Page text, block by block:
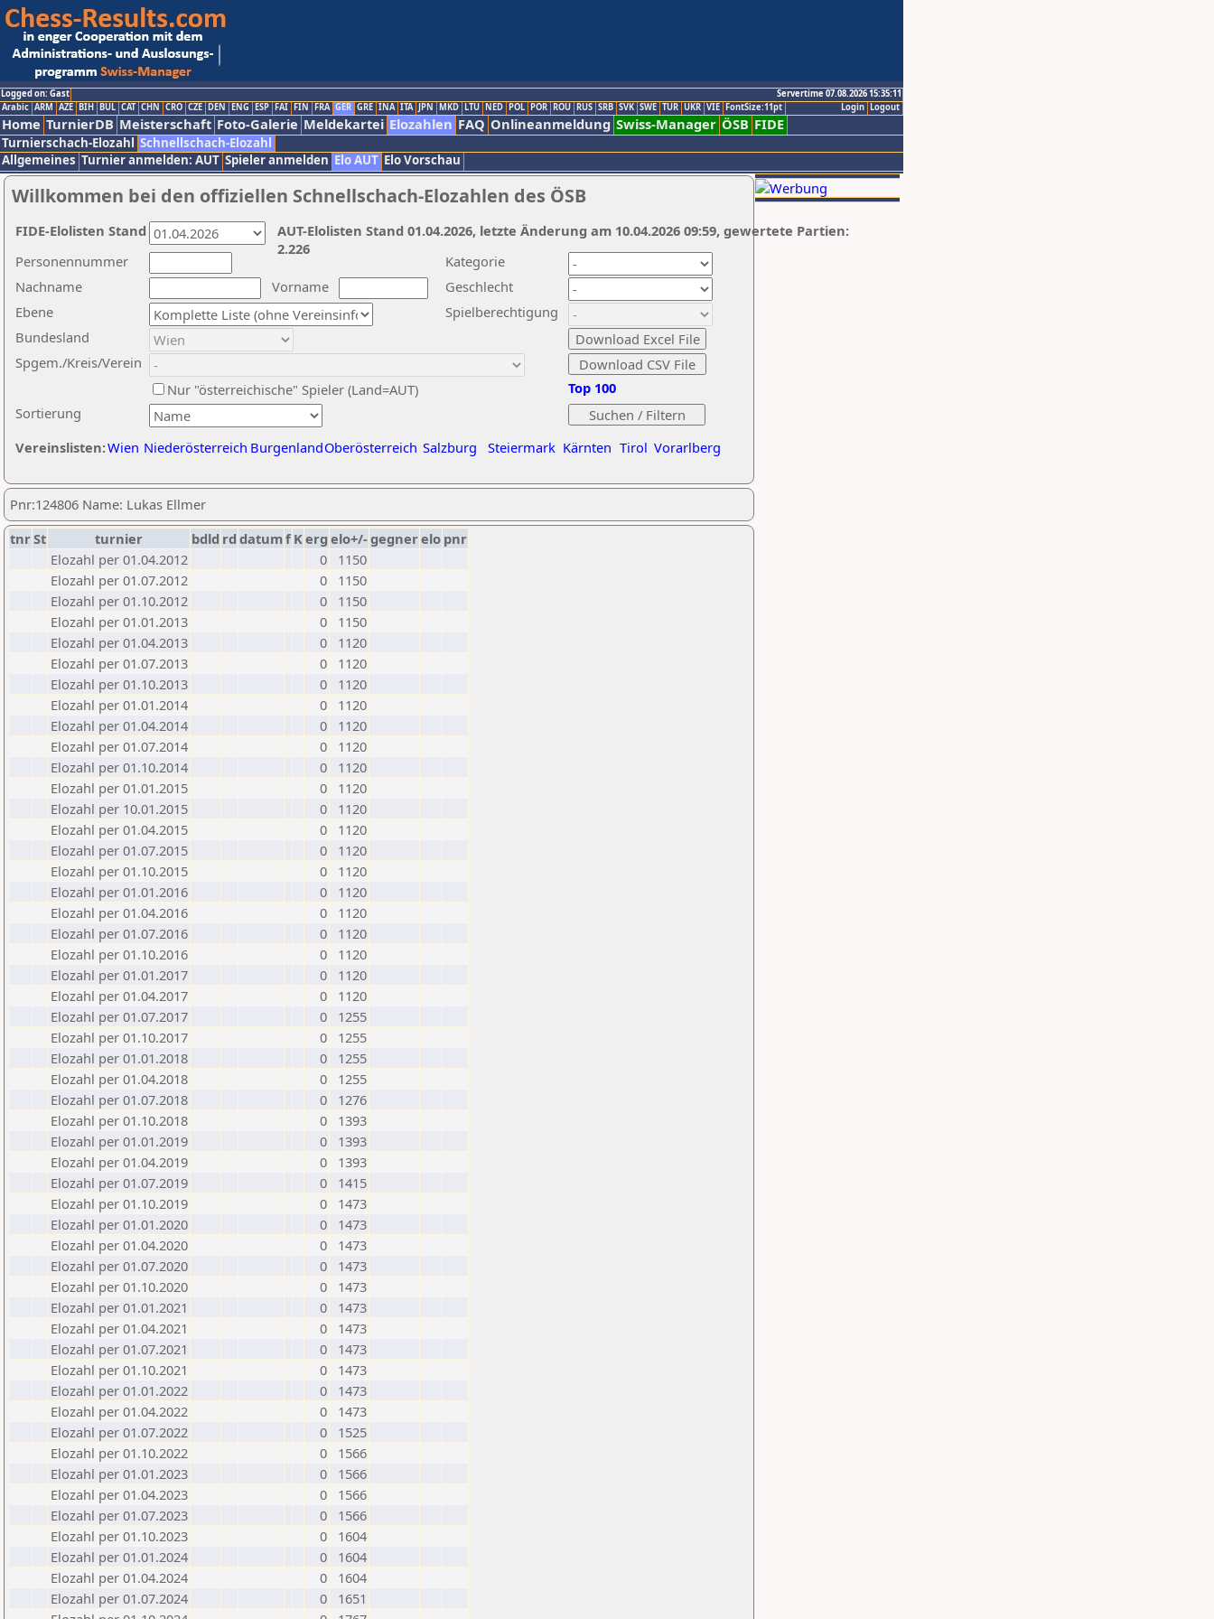
Logged on: Gast
Servertime 07.08.2026 15:35:11
Logout
Login
Arabic ARM AZE BIH BUL CAT CHN CRO CZE DEN ENG ESP FAI FIN FRA GER GRE INA ITA JPN MKD LTU NED POL POR ROU RUS SRB SVK SWE TUR UKR VIE FontSize:11pt
Home TurnierDB Meisterschaft Foto-Galerie Meldekartei Elozahlen FAQ Onlineanmeldung Swiss-Manager ÖSB FIDE
Turnierschach-Elozahl Schnellschach-Elozahl
Allgemeines Turnier anmelden: AUT Spieler anmelden Elo AUT Elo Vorschau
Willkommen bei den offiziellen Schnellschach-Elozahlen des ÖSB
Nachname
Vorname
Ebene
Kategorie
Sortierung
Personennummer
Bundesland
Spgem./Kreis/Verein
Geschlecht
Nur "österreichische" Spieler (Land=AUT)
Spielberechtigung
Vereinslisten:Wien Niederösterreich BurgenlandOberösterreich Salzburg Steiermark Kärnten Tirol Vorarlberg
Top 100
AUT-Elolisten Stand 01.04.2026, letzte Änderung am 10.04.2026 09:59, gewertete Partien:
2.226
FIDE-Elolisten Stand
Pnr:124806 Name: Lukas Ellmer
tnrSt turnier bdld rd datumf Kerg elo+/-gegnerelo pnr
Elozahl per 01.04.2012
0
1150
Elozahl per 01.07.2012
0
1150
Elozahl per 01.10.2012
0
1150
Elozahl per 01.01.2013
0
1150
Elozahl per 01.04.2013
0
1120
Elozahl per 01.07.2013
0
1120
Elozahl per 01.10.2013
0
1120
Elozahl per 01.01.2014
0
1120
Elozahl per 01.04.2014
0
1120
Elozahl per 01.07.2014
0
1120
Elozahl per 01.10.2014
0
1120
Elozahl per 01.01.2015
0
1120
Elozahl per 10.01.2015
0
1120
Elozahl per 01.04.2015
0
1120
Elozahl per 01.07.2015
0
1120
Elozahl per 01.10.2015
0
1120
Elozahl per 01.01.2016
0
1120
Elozahl per 01.04.2016
0
1120
Elozahl per 01.07.2016
0
1120
Elozahl per 01.10.2016
0
1120
Elozahl per 01.01.2017
0
1120
Elozahl per 01.04.2017
0
1120
Elozahl per 01.07.2017
0
1255
Elozahl per 01.10.2017
0
1255
Elozahl per 01.01.2018
0
1255
Elozahl per 01.04.2018
0
1255
Elozahl per 01.07.2018
0
1276
Elozahl per 01.10.2018
0
1393
Elozahl per 01.01.2019
0
1393
Elozahl per 01.04.2019
0
1393
Elozahl per 01.07.2019
0
1415
Elozahl per 01.10.2019
0
1473
Elozahl per 01.01.2020
0
1473
Elozahl per 01.04.2020
0
1473
Elozahl per 01.07.2020
0
1473
Elozahl per 01.10.2020
0
1473
Elozahl per 01.01.2021
0
1473
Elozahl per 01.04.2021
0
1473
Elozahl per 01.07.2021
0
1473
Elozahl per 01.10.2021
0
1473
Elozahl per 01.01.2022
0
1473
Elozahl per 01.04.2022
0
1473
Elozahl per 01.07.2022
0
1525
Elozahl per 01.10.2022
0
1566
Elozahl per 01.01.2023
0
1566
Elozahl per 01.04.2023
0
1566
Elozahl per 01.07.2023
0
1566
Elozahl per 01.10.2023
0
1604
Elozahl per 01.01.2024
0
1604
Elozahl per 01.04.2024
0
1604
Elozahl per 01.07.2024
0
1651